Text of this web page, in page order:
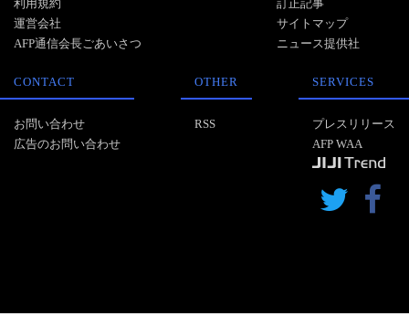
利用規約
運営会社
AFP通信会長ごあいさつ
訂正記事
サイトマップ
ニュース提供社
CONTACT
お問い合わせ
広告のお問い合わせ
OTHER
RSS
SERVICES
プレスリリース
AFP WAA